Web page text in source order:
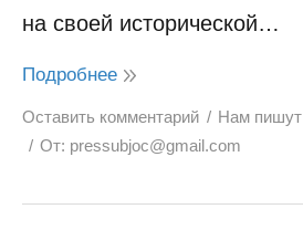
на своей исторической…
Подробнее
Оставить комментарий
Нам пишут
От: pressubjoc@gmail.com